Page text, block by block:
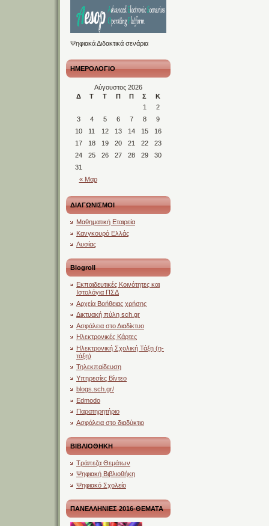
Ψηφιακά Διδακτικά σενάρια
ΗΜΕΡΟΛΟΓΙΟ
Αύγουστος 2026
Δ
Τ Τ Π Π Σ Κ
« Μαρ
1
2
3
4 5 6 7 8
9
10
11 12 13 14 15
16
17
18 19 20 21 22
23
24
25 26 27 28 29
30
31
ΔΙΑΓΩΝΙΣΜΟΙ
Μαθηματική Εταιρεία
Κανγκουρό Ελλάς
Λυσίας
Blogroll
Εκπαιδευτικές Κοινότητες και
Ιστολόγια ΠΣΔ
Αρχεία Βοήθειας χρήσης
Δικτυακή πύλη sch.gr
Ασφάλεια στο Διαδίκτυο
Ηλεκτρονικές Κάρτες
Ηλεκτρονική Σχολική Τάξη (η-
τάξη)
Τηλεκπαίδευση
Υπηρεσίες Βίντεο
blogs.sch.gr/
Edmodo
Παρατηρητήριο
Ασφάλεια στο διαδύκτιο
ΒΙΒΛΙΟΘΗΚΗ
Τράπεζα Θεμάτων
Ψηφιακή Βιβλιοθήκη
Ψηφιακό Σχολείο
ΠΑΝΕΛΛΗΝΙΕΣ 2016-ΘΕΜΑΤΑ